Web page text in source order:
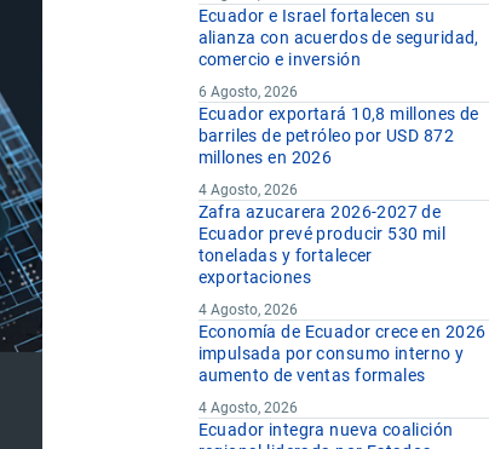
Ecuador e Israel fortalecen su
alianza con acuerdos de seguridad,
comercio e inversión
6 Agosto, 2026
Ecuador exportará 10,8 millones de
barriles de petróleo por USD 872
millones en 2026
4 Agosto, 2026
Zafra azucarera 2026-2027 de
Ecuador prevé producir 530 mil
toneladas y fortalecer
exportaciones
4 Agosto, 2026
Economía de Ecuador crece en 2026
impulsada por consumo interno y
aumento de ventas formales
4 Agosto, 2026
Ecuador integra nueva coalición